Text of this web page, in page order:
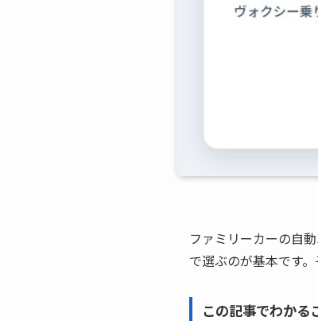
ファミリーカーの自
で選ぶのが基本です
この記事でわかる